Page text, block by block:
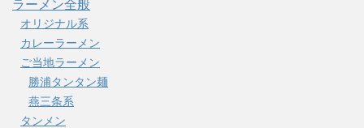
ラーメン全般
オリジナル系
カレーラーメン
ご当地ラーメン
勝浦タンタン麺
燕三条系
タンメン